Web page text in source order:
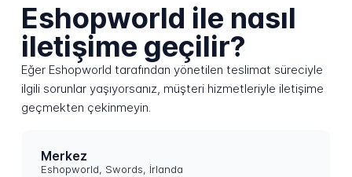
Eshopworld ile nasıl
iletişime geçilir?
Eğer Eshopworld tarafından yönetilen teslimat süreciyle
ilgili sorunlar yaşıyorsanız, müşteri hizmetleriyle iletişime
geçmekten çekinmeyin.
Merkez
Eshopworld, Swords, İrlanda